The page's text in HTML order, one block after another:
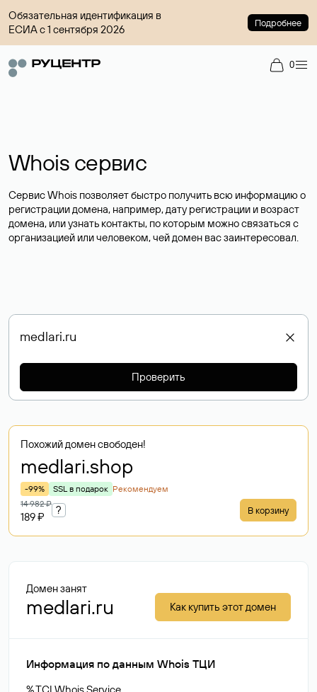
Обязательная идентификация в
ЕСИА с 1 сентября 2026
Подробнее
0
Whois сервис
Сервис Whois позволяет быстро получить всю информацию о
регистрации домена, например, дату регистрации и возраст
домена, или узнать контакты, по которым можно связаться с
организацией или человеком, чей домен вас заинтересовал.
Проверить
Похожий домен свободен!
medlari.shop
-99% SSL в подарок Рекомендуем
14 982 ₽
189 ₽
? В корзину
Домен занят
medlari.ru Как купить этот домен
Информация по данным Whois ТЦИ